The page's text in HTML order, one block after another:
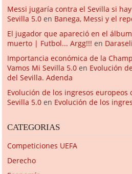
Messi jugaría contra el Sevilla si
Sevilla 5.0 en Banega, Messi y el
El jugador que apareció en el
muerto | Futbol... Argg!!! en
Importancia económica de la
Vamos Mi Sevilla 5.0 en Evolución
del Sevilla. Adenda
Evolución de los ingresos europeos
Sevilla 5.0 en Evolución de los
CATEGORIAS
Competiciones UEFA
Derecho